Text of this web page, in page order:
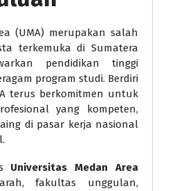
(UMA) merupakan salah
terkemuka di Sumatera
pendidikan tinggi
program studi. Berdiri
terus berkomitmen untuk
yang kompeten,
di pasar kerja nasional
Universitas Medan Area
fakultas unggulan,